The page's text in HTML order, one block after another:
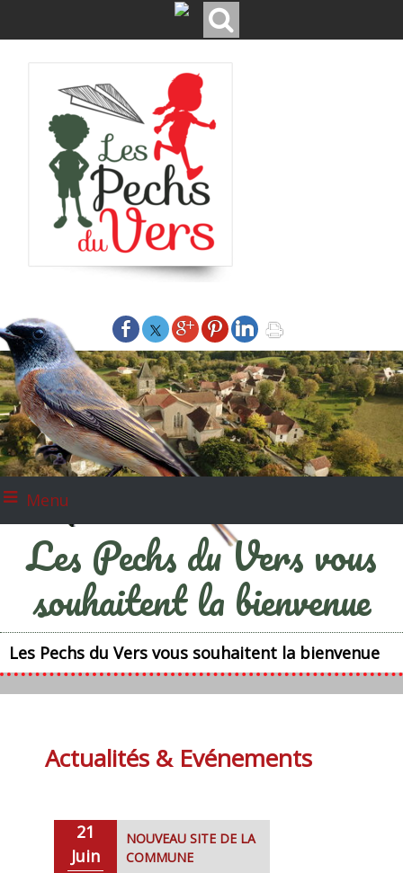
Menu
Les Pechs du Vers vous
souhaitent la bienvenue
Les Pechs du Vers vous souhaitent la bienvenue
Actualités & Evénements
21
Juin
NOUVEAU SITE DE LA
COMMUNE